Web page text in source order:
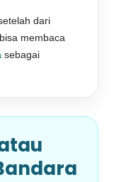
dari
membaca
sebagai